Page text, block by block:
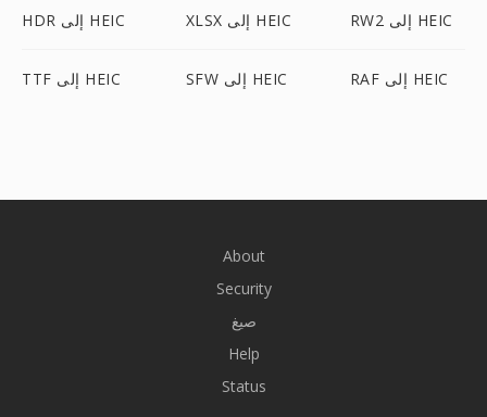
HDR إلى HEIC XLSX إلى HEIC RW2 إلى HEIC
TTF إلى HEIC SFW إلى HEIC RAF إلى HEIC
About
Security
صيغ
Help
Status